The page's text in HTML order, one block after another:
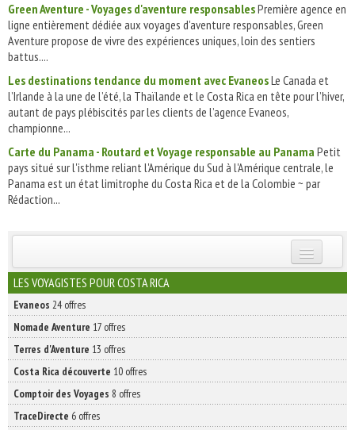
Green Aventure - Voyages d'aventure responsablesPremière agence en
ligne entièrement dédiée aux voyages d'aventure responsables, Green
Aventure propose de vivre des expériences uniques, loin des sentiers
battus....
Les destinations tendance du moment avec EvaneosLe Canada et
l’Irlande à la une de l’été, la Thaïlande et le Costa Rica en tête pour l’hiver,
autant de pays plébiscités par les clients de l’agence Evaneos,
championne...
Carte du Panama - Routard et Voyage responsable au Panama Petit
pays situé sur l'isthme reliant l'Amérique du Sud à l'Amérique centrale, le
Panama est un état limitrophe du Costa Rica et de la Colombie ~ par
Rédaction...
INSCRIVEZ-VOUS | ABONNEZ-VOUS
LES VOYAGISTES POUR COSTA RICA
Evaneos 24 offres
Nomade Aventure 17 offres
Terres d'Aventure 13 offres
Costa Rica découverte 10 offres
Comptoir des Voyages 8 offres
TraceDirecte 6 offres